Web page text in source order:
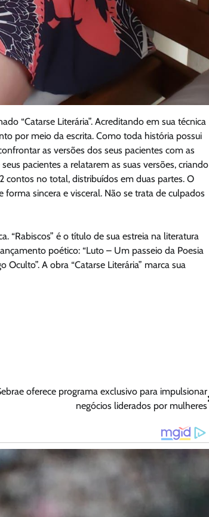
“Catarse Literária”. Acreditando em sua técnica
por meio da escrita. Como toda história possui
as versões dos seus pacientes com as
pacientes a relatarem as suas versões, criando
contos no total, distribuídos em duas partes. O
sincera e visceral. Não se trata de culpados
“Rabiscos” é o título de sua estreia na literatura
poético: “Luto – Um passeio da Poesia
A obra “Catarse Literária” marca sua
oferece programa exclusivo para impulsionar
negócios liderados por mulheres